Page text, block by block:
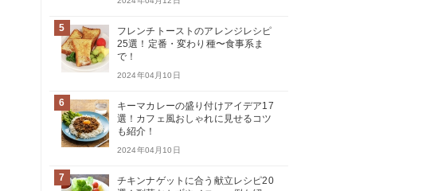
5
フレンチトーストのアレンジレシピ
25選！定番・変わり種〜食事系ま
で！
2024年04月10日
6
キーマカレーの盛り付けアイデア17
選！カフェ風おしゃれに見せるコツ
も紹介！
2024年04月10日
7
チキンナゲットに合う献立レシピ20